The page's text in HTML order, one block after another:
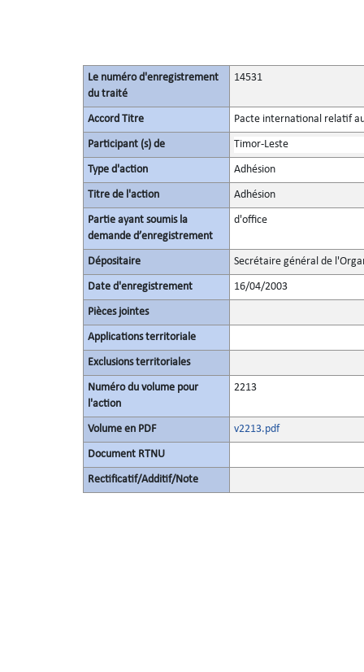
Le numéro d'enregistrement
du traité
14531
Accord Titre Pacte international relatif
Participant (s) de Timor-Leste
Type d'action Adhésion
Titre de l'action Adhésion
Partie ayant soumis la
demande d’enregistrement
d'office
Dépositaire Secrétaire général de
Date d'enregistrement 16/04/2003
Pièces jointes
Applications territoriale
Exclusions territoriales
Numéro du volume pour
l'action
2213
Volume en PDF v2213.pdf
Document RTNU
Rectificatif/Additif/Note